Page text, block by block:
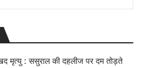
मृत्यु : ससुराल की दहलीज पर दम तोड़ते